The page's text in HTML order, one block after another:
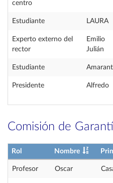
centro
Estudiante LAURA
Experto externo del
rector
Emilio
Julián
Estudiante
Presidente Alfredo
Comisión de
Rol Nombre
Profesor Oscar